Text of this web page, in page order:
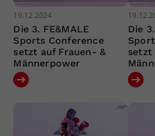
19.12.2024
Die 3. FE&MALE
Sports Conference
setzt auf Frauen- &
Männerpower
Die
setzt